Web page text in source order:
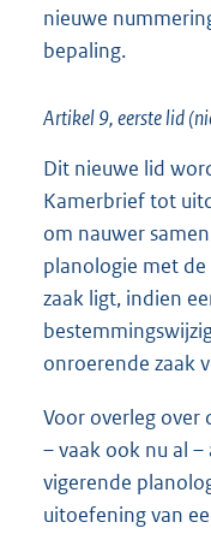
nieuwe
bepaling.
Artikel 9, eerste lid
Dit nieuwe lid
Kamerbrief tot
om nauwer
planologie met
zaak ligt, indien
onroerende zaak
Voor overleg over
– vaak ook nu al
vigerende
uitoefening van